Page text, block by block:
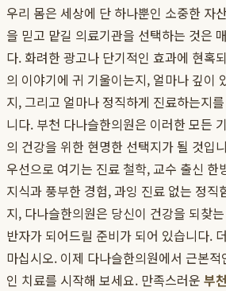
우리 몸은 세상에 단 하나뿐인 소중한 자
을 믿고 맡길 의료기관을 선택하는 것은
다. 화려한 광고나 단기적인 효과에 현혹
의 이야기에 귀 기울이는지, 얼마나 깊이
지, 그리고 얼마나 정직하게 진료하는지
니다. 부천 다나슬한의원은 이러한 모든
의 건강을 위한 현명한 선택지가 될 것입
우선으로 여기는 진료 철학, 교수 출신 한
지식과 풍부한 경험, 과잉 진료 없는 정직
지, 다나슬한의원은 당신이 건강을 되찾
반자가 되어드릴 준비가 되어 있습니다.
마십시오. 이제 다나슬한의원에서 근본
인 치료를 시작해 보세요. 만족스러운 부